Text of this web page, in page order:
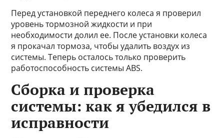
Перед установкой переднего колеса я проверил
уровень тормозной жидкости и при
необходимости долил ее. После установки колеса
я прокачал тормоза, чтобы удалить воздух из
системы. Теперь осталось только проверить
работоспособность системы ABS.
Сборка и проверка
системы: как я убедился в
исправности